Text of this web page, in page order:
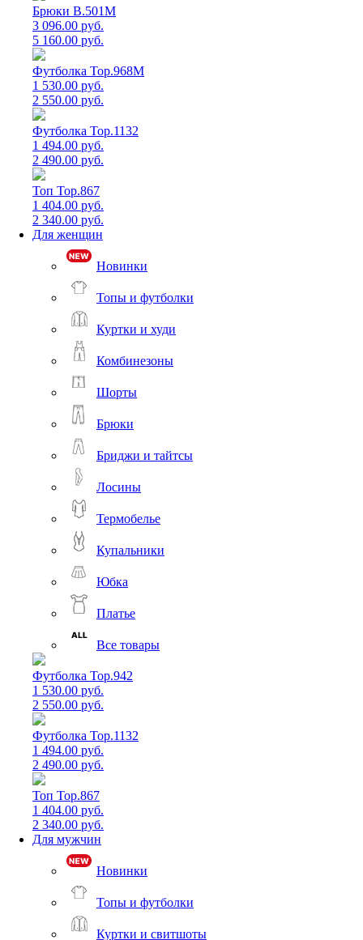
Брюки B.501M
3 096.00 руб.
5 160.00 руб.
Футболка Top.968M
1 530.00 руб.
2 550.00 руб.
Футболка Top.1132
1 494.00 руб.
2 490.00 руб.
Топ Top.867
1 404.00 руб.
2 340.00 руб.
Для женщин
Новинки
Топы и футболки
Куртки и худи
Комбинезоны
Шорты
Брюки
Бриджи и тайтсы
Лосины
Термобелье
Купальники
Юбка
Платье
Все товары
Футболка Top.942
1 530.00 руб.
2 550.00 руб.
Футболка Top.1132
1 494.00 руб.
2 490.00 руб.
Топ Top.867
1 404.00 руб.
2 340.00 руб.
Для мужчин
Новинки
Топы и футболки
Куртки и свитшоты